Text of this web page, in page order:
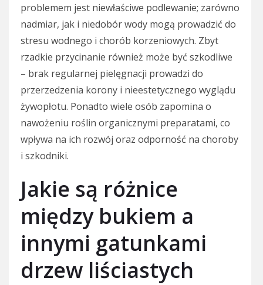
problemem jest niewłaściwe podlewanie; zarówno
nadmiar, jak i niedobór wody mogą prowadzić do
stresu wodnego i chorób korzeniowych. Zbyt
rzadkie przycinanie również może być szkodliwe
– brak regularnej pielęgnacji prowadzi do
przerzedzenia korony i nieestetycznego wyglądu
żywopłotu. Ponadto wiele osób zapomina o
nawożeniu roślin organicznymi preparatami, co
wpływa na ich rozwój oraz odporność na choroby
i szkodniki.
Jakie są różnice
między bukiem a
innymi gatunkami
drzew liściastych